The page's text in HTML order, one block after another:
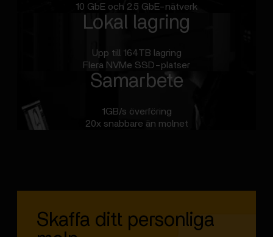
10 GbE och 2.5 GbE-nätverk
Lokal lagring
Upp till 164TB lagring
Flera NVMe SSD-platser
Samarbete
1GB/s överföring
20x snabbare än molnet
Skaffa ditt personliga